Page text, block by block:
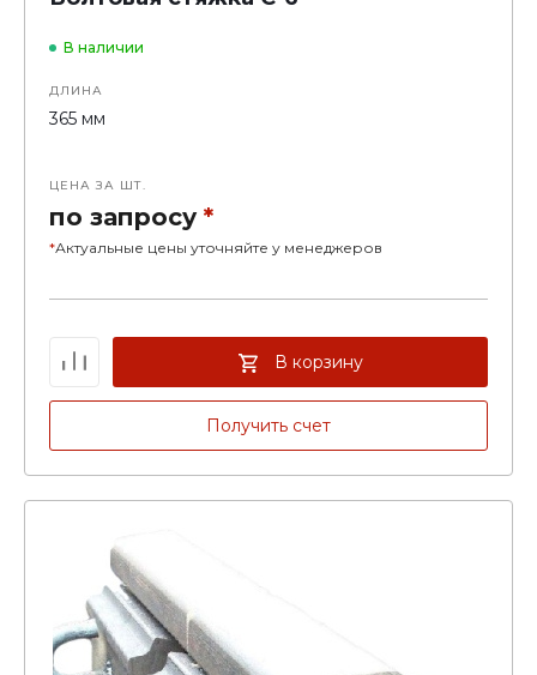
В наличии
ДЛИНА
365 мм
ЦЕНА ЗА ШТ.
по запросу *
*Актуальные цены уточняйте у менеджеров
Получить счет
В корзину